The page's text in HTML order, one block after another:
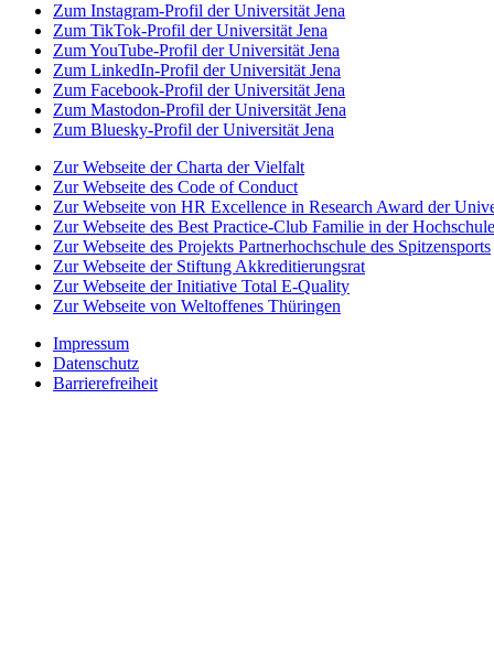
Zum Instagram-Profil der Universität Jena
Zum TikTok-Profil der Universität Jena
Zum YouTube-Profil der Universität Jena
Zum LinkedIn-Profil der Universität Jena
Zum Facebook-Profil der Universität Jena
Zum Mastodon-Profil der Universität Jena
Zum Bluesky-Profil der Universität Jena
Zur Webseite der Charta der Vielfalt
Zur Webseite des Code of Conduct
Zur Webseite von HR Excellence in Research Award der
Zur Webseite des Best Practice-Club Familie in der Hochschule
Zur Webseite des Projekts Partnerhochschule des Spitzensports
Zur Webseite der Stiftung Akkreditierungsrat
Zur Webseite der Initiative Total E-Quality
Zur Webseite von Weltoffenes Thüringen
Impressum
Datenschutz
Barrierefreiheit